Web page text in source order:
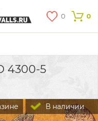
0 0
4300-5
В наличии